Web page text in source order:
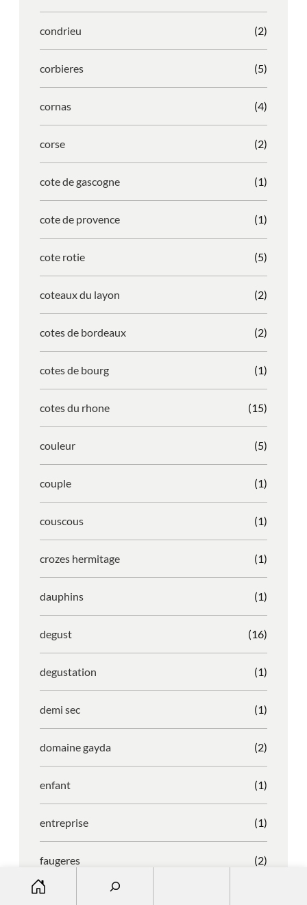
condrieu (2)
corbieres (5)
cornas (4)
corse (2)
cote de gascogne (1)
cote de provence (1)
cote rotie (5)
coteaux du layon (2)
cotes de bordeaux (2)
cotes de bourg (1)
cotes du rhone (15)
couleur (5)
couple (1)
couscous (1)
crozes hermitage (1)
dauphins (1)
degust (16)
degustation (1)
demi sec (1)
domaine gayda (2)
enfant (1)
entreprise (1)
faugeres (2)
faustino